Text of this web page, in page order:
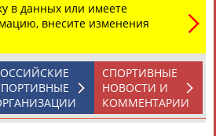
СТАДИОН)
тренер СССР по фигурному катанию
чемпионка мира в женском
чемпионка ЕвропыМария
Олимпийских игр - 1972 в
в данных или имеете
внесите изменения
СПОРТИВНЫЕ
НОВОСТИ И
КОММЕНТАРИИ